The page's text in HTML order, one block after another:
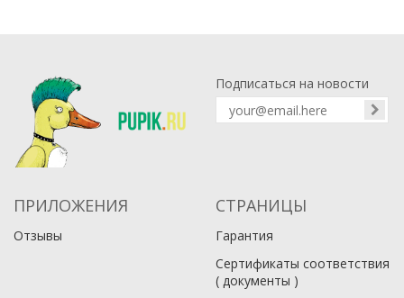
Подписаться на новости
ПРИЛОЖЕНИЯ
Отзывы
СТРАНИЦЫ
Гарантия
Сертификаты соответствия
( документы )